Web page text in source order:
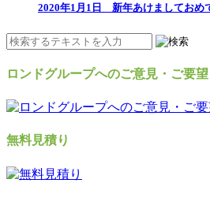
2020年1月1日 新年あけましておめ
ロンドグループへのご意見・ご要望
無料見積り